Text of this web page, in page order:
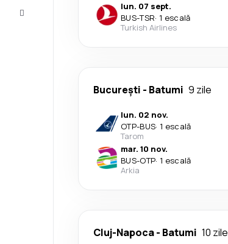
lun. 07 sept.
BUS-TSR· 1 escală
Turkish Airlines
București - Batumi 9 zile
lun. 02 nov.
OTP-BUS· 1 escală
Tarom
mar. 10 nov.
BUS-OTP· 1 escală
Arkia
Cluj-Napoca- Batumi 10 zile